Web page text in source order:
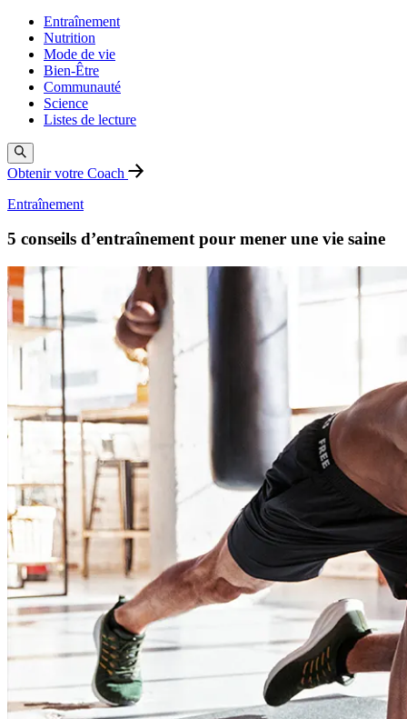
Entraînement
Nutrition
Mode de vie
Bien-Être
Communauté
Science
Listes de lecture
Obtenir votre Coach
Entraînement
5 conseils d’entraînement pour mener une vie saine